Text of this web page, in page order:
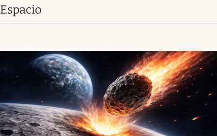
Brand Strategy
Vida y estilo
Espiritualidad
Mediakit
Espacio